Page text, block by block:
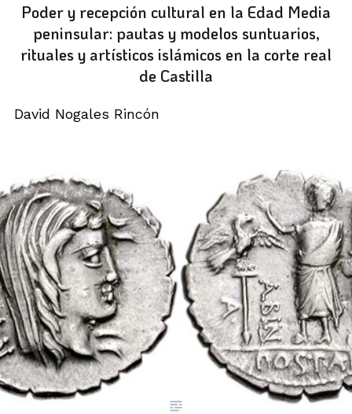
Poder y recepción cultural en la Edad Media
peninsular: pautas y modelos suntuarios,
rituales y artísticos islámicos en la corte real
de Castilla
David Nogales Rincón